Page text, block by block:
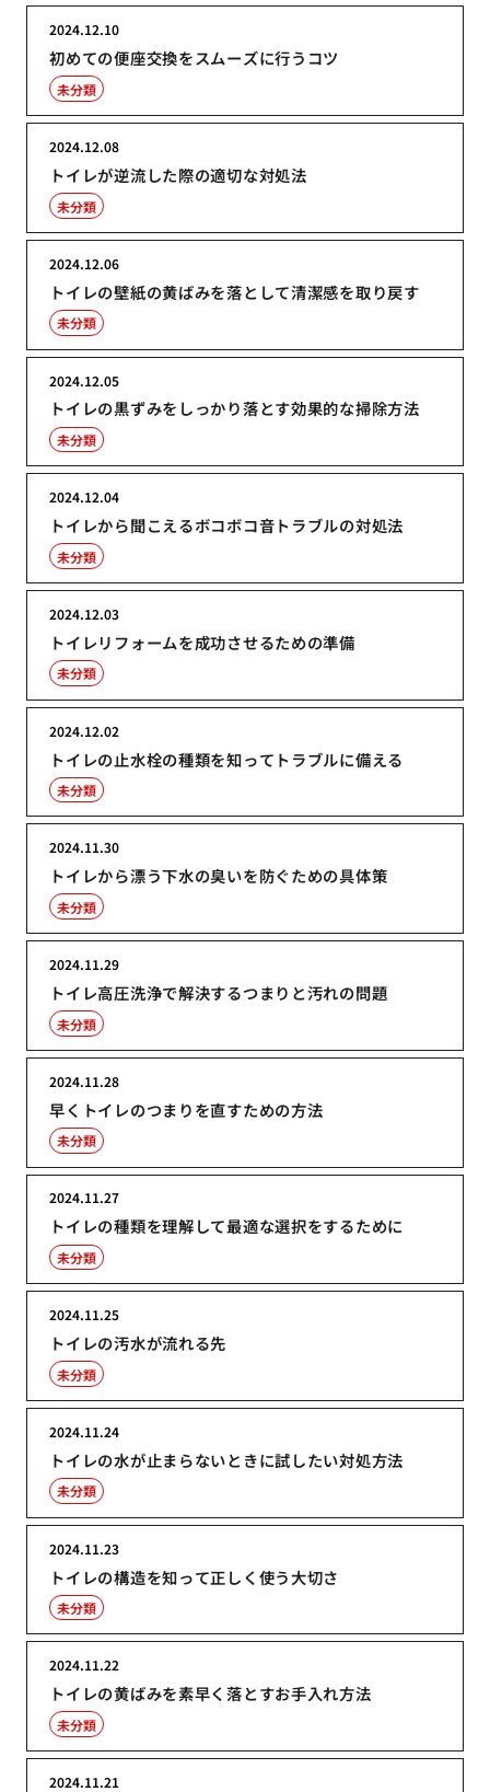
初めての便座交換をスムーズに行うコツ
2024.12.10
未分類
トイレが逆流した際の適切な対処法
2024.12.08
未分類
トイレの壁紙の黄ばみを落として清潔感を取り戻す
2024.12.06
未分類
トイレの黒ずみをしっかり落とす効果的な掃除方法
2024.12.05
未分類
トイレから聞こえるボコボコ音トラブルの対処法
2024.12.04
未分類
トイレリフォームを成功させるための準備
2024.12.03
未分類
トイレの止水栓の種類を知ってトラブルに備える
2024.12.02
未分類
トイレから漂う下水の臭いを防ぐための具体策
2024.11.30
未分類
トイレ高圧洗浄で解決するつまりと汚れの問題
2024.11.29
未分類
早くトイレのつまりを直すための方法
2024.11.28
未分類
トイレの種類を理解して最適な選択をするために
2024.11.27
未分類
トイレの汚水が流れる先
2024.11.25
未分類
トイレの水が止まらないときに試したい対処方法
2024.11.24
未分類
トイレの構造を知って正しく使う大切さ
2024.11.23
未分類
トイレの黄ばみを素早く落とすお手入れ方法
2024.11.22
未分類
2024.11.21